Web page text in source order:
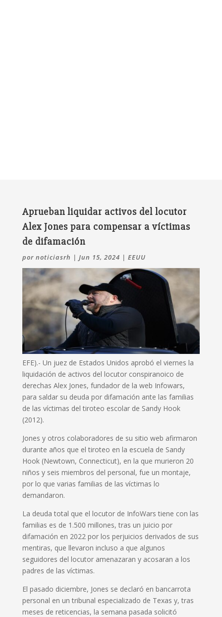
Aprueban liquidar activos del locutor
Alex Jones para compensar a víctimas
de difamación
por noticiasrh | Jun 15, 2024 | EEUU
EFE).- Un juez de Estados Unidos aprobó el viernes la
liquidación de activos del locutor conspiranoico de
derechas Alex Jones, fundador de la web Infowars,
para saldar su deuda por difamación ante las familias
de las víctimas del tiroteo escolar de Sandy Hook
(2012).
Jones y otros colaboradores de su sitio web afirmaron
durante años que el tiroteo en la escuela de Sandy
Hook (Newtown, Connecticut), en la que murieron 20
niños y seis miembros del personal, fue un montaje,
por lo que varias familias de las víctimas lo
demandaron.
La deuda total que el locutor de InfoWars tiene con las
familias es de 1.500 millones, tras un juicio por
difamación en 2022 por los perjuicios derivados de sus
mentiras, que llevaron incluso a que algunos
seguidores del locutor amenazaran y acosaran a los
padres de las víctimas.
El pasado diciembre, Jones se declaró en bancarrota
personal en un tribunal especializado de Texas y, tras
meses de reticencias, la semana pasada solicitó